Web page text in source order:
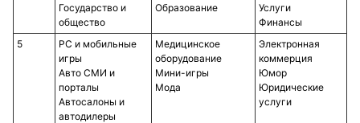
Государство и
общество
Образование
Услуги
Финансы
5
PC и мобильные
игры
Авто СМИ и
порталы
Автосалоны и
автодилеры
Медицинское
оборудование
Мини-игры
Мода
Электронная
коммерция
Юмор
Юридические
услуги